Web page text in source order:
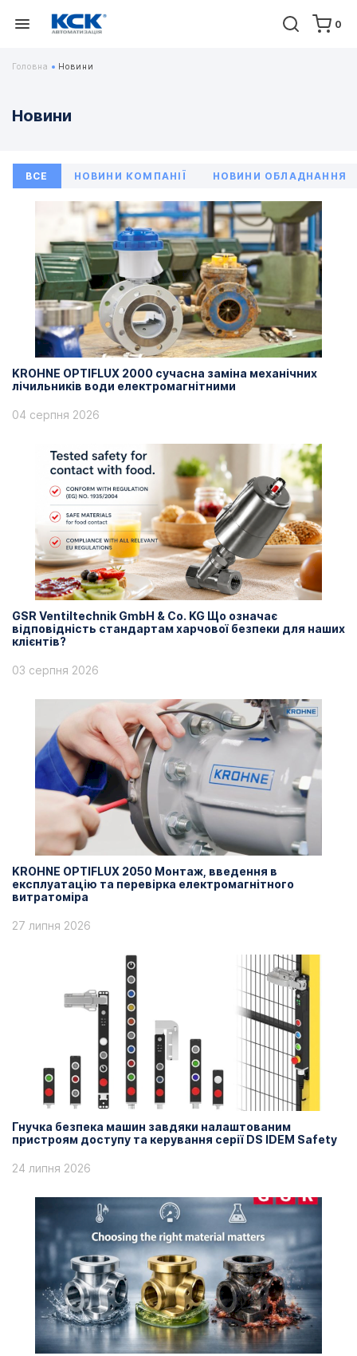
0
Головна Новини
Новини
ВСЕ НОВИНИ КОМПАНІЇ НОВИНИ ОБЛАДНАННЯ
KROHNE OPTIFLUX 2000 сучасна заміна механічних
лічильників води електромагнітними
04 серпня 2026
GSR Ventiltechnik GmbH & Co. KG Що означає
відповідність стандартам харчової безпеки для наших
клієнтів?
03 серпня 2026
KROHNE OPTIFLUX 2050 Монтаж, введення в
експлуатацію та перевірка електромагнітного
витратоміра
27 липня 2026
Гнучка безпека машин завдяки налаштованим
пристроям доступу та керування серії DS IDEM Safety
24 липня 2026